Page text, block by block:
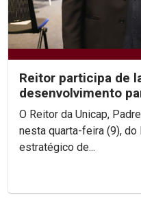
Reitor participa de
desenvolvimento
O Reitor da Unicap,
nesta quarta-feira (9), do
estratégico de...